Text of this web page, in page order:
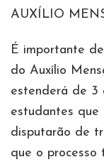
AUXÍLIO
É importante
do Auxílio
estenderá de 3
estudantes
disputarão de
que o processo